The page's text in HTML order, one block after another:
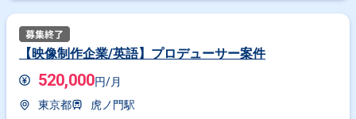
【映像制作企業/英語】プロデューサー案件
520,000円/月
東京都
虎ノ門駅